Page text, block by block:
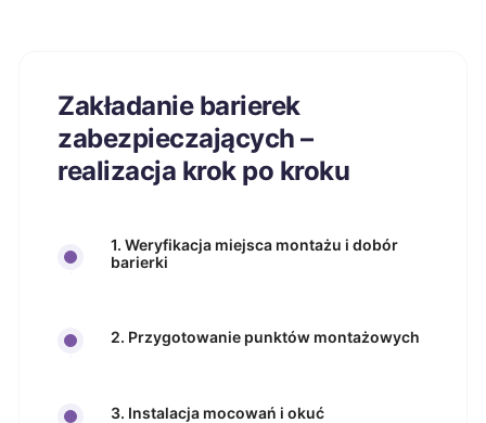
Zakładanie barierek
zabezpieczających –
realizacja krok po kroku
1. Weryfikacja miejsca montażu i dobór
barierki
2. Przygotowanie punktów montażowych
3. Instalacja mocowań i okuć